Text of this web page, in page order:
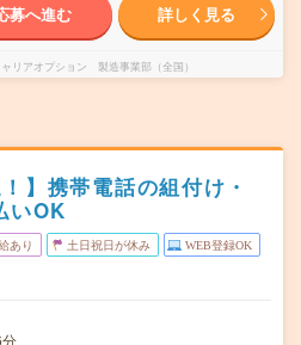
募へ進む 詳しく見る
リアオプション 製造事業部（全国）
】携帯電話の組付け・
いOK
あり 土日祝日が休み WEB登録OK